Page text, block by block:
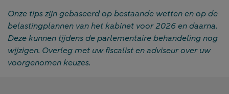
Onze tips zijn gebaseerd op bestaande wetten en op de
belastingplannen van het kabinet voor 2026 en daarna.
Deze kunnen tijdens de parlementaire behandeling nog
wijzigen. Overleg met uw fiscalist en adviseur over uw
voorgenomen keuzes.